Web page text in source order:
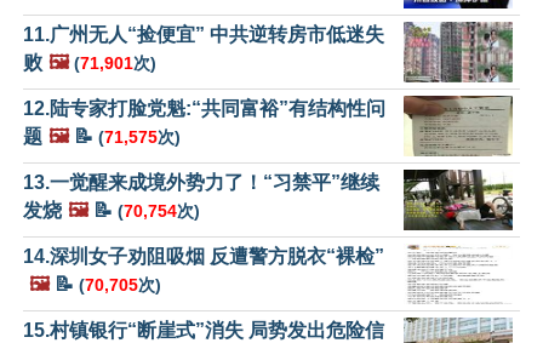
11.广州无人“捡便宜” 中共逆转房市低迷失
败 🖼️ (71,901次)
12.陆专家打脸党魁:“共同富裕”有结构性问
题 🖼️📝 (71,575次)
13.一觉醒来成境外势力了！“习禁平”继续
发烧 🖼️📝 (70,754次)
14.深圳女子劝阻吸烟 反遭警方脱衣“裸检”
🖼️📝 (70,705次)
15.村镇银行“断崖式”消失 局势发出危险信